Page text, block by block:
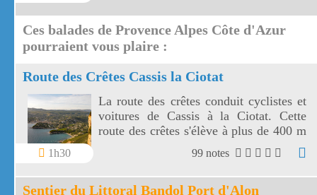
Ces balades de Provence Alpes Côte d'Azur
pourraient vous plaire :
Route des Crêtes Cassis la Ciotat
1h30
La route des crêtes conduit cyclistes et
voitures de Cassis à la Ciotat. Cette
route des crêtes s'élève à plus de 400 m
et surplombe la mer au travers plusieurs
99 notes
Sentier du Littoral Bandol Port d'Alon